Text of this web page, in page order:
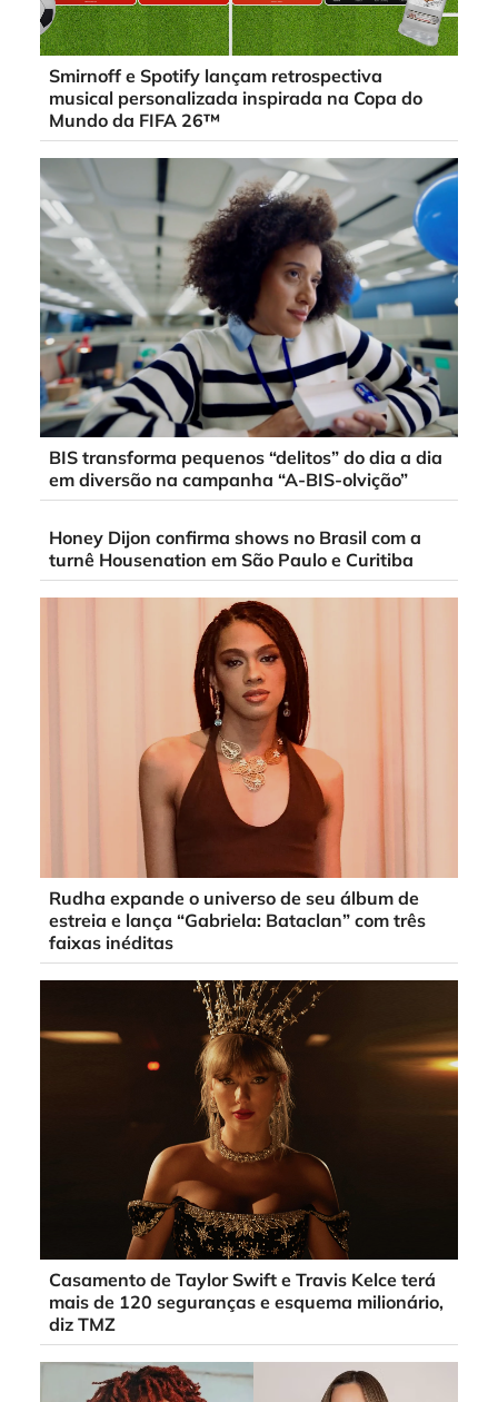
Smirnoff e Spotify lançam retrospectiva
musical personalizada inspirada na Copa do
Mundo da FIFA 26™
BIS transforma pequenos “delitos” do dia a dia
em diversão na campanha “A-BIS-olvição”
Honey Dijon confirma shows no Brasil com a
turnê Housenation em São Paulo e Curitiba
Rudha expande o universo de seu álbum de
estreia e lança “Gabriela: Bataclan” com três
faixas inéditas
Casamento de Taylor Swift e Travis Kelce terá
mais de 120 seguranças e esquema milionário,
diz TMZ